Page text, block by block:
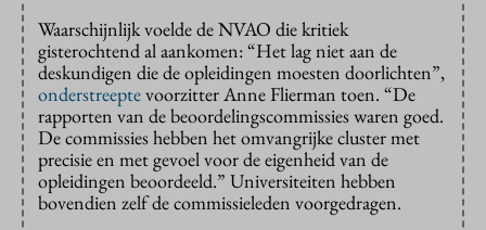
Waarschijnlijk voelde de NVAO die kritiek
gisterochtend al aankomen: “Het lag niet aan de
deskundigen die de opleidingen moesten doorlichten”,
onderstreeptevoorzitter Anne Flierman toen. “De
rapporten van de beoordelingscommissies waren goed.
De commissies hebben het omvangrijke cluster met
precisie en met gevoel voor de eigenheid van de
opleidingen beoordeeld.” Universiteiten hebben
bovendien zelf de commissieleden voorgedragen.